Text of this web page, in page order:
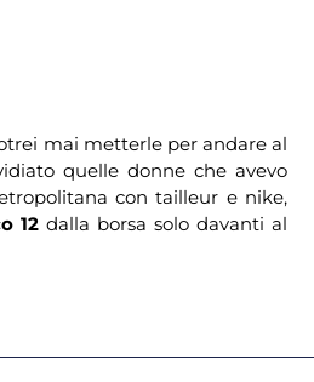
mai metterle per andare al
quelle donne che avevo
con tailleur e nike,
12 dalla borsa solo davanti al